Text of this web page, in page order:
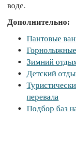
воде.
Дополнительно:
Пантовые
Зимний
Детский
перевала
Подбор баз